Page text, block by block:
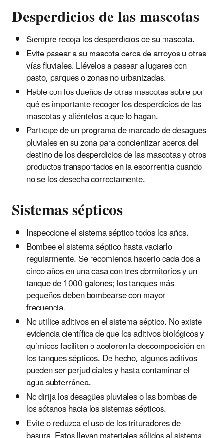
Desperdicios de las mascotas
Siempre recoja los desperdicios de su mascota.
Evite pasear a su mascota cerca de arroyos u otras
vías fluviales. Llévelos a pasear a lugares con
pasto, parques o zonas no urbanizadas.
Hable con los dueños de otras mascotas sobre por
qué es importante recoger los desperdicios de las
mascotas y aliéntelos a que lo hagan.
Participe de un programa de marcado de desagües
pluviales en su zona para concientizar acerca del
destino de los desperdicios de las mascotas y otros
productos transportados en la escorrentía cuando
no se los desecha correctamente.
Sistemas sépticos
Inspeccione el sistema séptico todos los años.
Bombee el sistema séptico hasta vaciarlo
regularmente. Se recomienda hacerlo cada dos a
cinco años en una casa con tres dormitorios y un
tanque de 1000 galones; los tanques más
pequeños deben bombearse con mayor
frecuencia.
No utilice aditivos en el sistema séptico. No existe
evidencia científica de que los aditivos biológicos y
químicos faciliten o aceleren la descomposición en
los tanques sépticos. De hecho, algunos aditivos
pueden ser perjudiciales y hasta contaminar el
agua subterránea.
No dirija los desagües pluviales o las bombas de
los sótanos hacia los sistemas sépticos.
Evite o reduzca el uso de los trituradores de